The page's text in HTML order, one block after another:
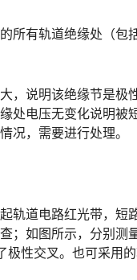
有轨道绝缘处（包
，说明该绝缘节是极
处电压无变化说明被
况，需要进行处理。󠅅󠅃󠄵󠅂󠄪󠇖󠆨󠆨󠇕󠆞󠆒󠅬󠇘󠆭󠆘󠇙󠆝󠅵󠇗󠆭󠆁󠄐󠇗󠅹󠅸󠇖󠆍󠅳󠇖󠅹󠅰󠇖󠆌󠅹
道电路红光带，短
；如图所示，分别测
性交叉。也可采用